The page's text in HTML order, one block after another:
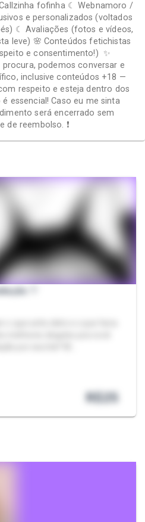
fofinha ☾ Webnamoro /
e personalizados (voltados
☾ Avaliações (fotos e vídeos,
leve) 🌸 Conteúdos fetichistas
e consentimento!) ✨
procura, podemos conversar e
inclusive conteúdos +18 —
respeito e esteja dentro dos
é essencial! Caso eu me sinta
será encerrado sem
de reembolso. ❗
♡
R$25